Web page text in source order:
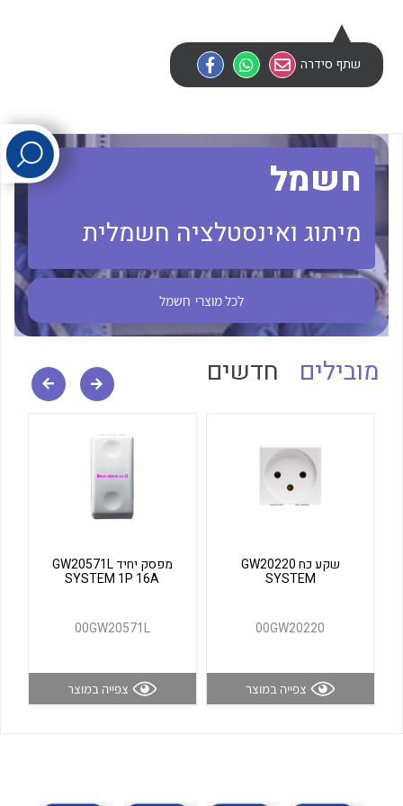
לכל מוצרי היצרן
לכל מוצרי היצרן לכל מוצרי היצרן
לכל מוצרי היצרן לכל מוצרי היצרן
שתף סידרה
חשמל
מיתוג ואינסטלציה חשמלית
לכל מוצרי חשמל
מובילים חדשים
שקע כח GW20220
SYSTEM
00GW20220
צפייה במוצר
מפסק יחיד GW20571L
SYSTEM 1P 16A
00GW20571L
צפייה במוצר